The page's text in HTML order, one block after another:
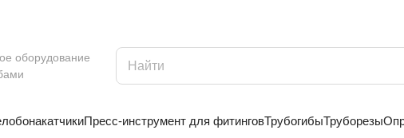
оборудование
Пресс-инструмент для фитинговТрубогибыТруборезы